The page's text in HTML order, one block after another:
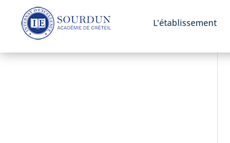
L’établissement